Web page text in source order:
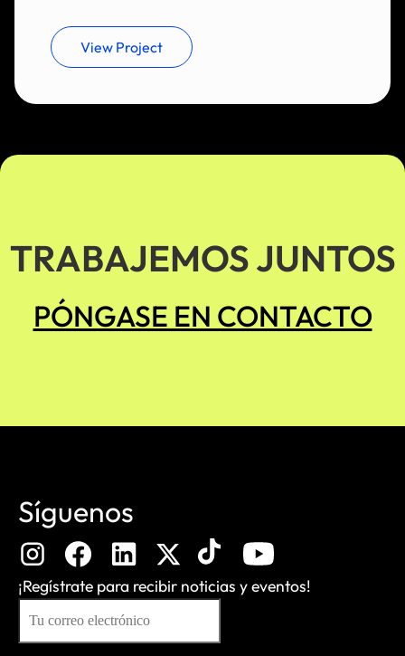
View Project
TRABAJEMOS JUNTOS
PÓNGASE EN CONTACTO
Síguenos
¡Regístrate para recibir noticias y eventos!